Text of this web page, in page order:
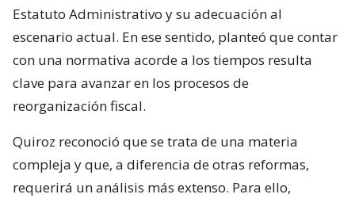
Estatuto Administrativo y su adecuación al
escenario actual. En ese sentido, planteó que contar
con una normativa acorde a los tiempos resulta
clave para avanzar en los procesos de
reorganización fiscal.
Quiroz reconoció que se trata de una materia
compleja y que, a diferencia de otras reformas,
requerirá un análisis más extenso. Para ello,